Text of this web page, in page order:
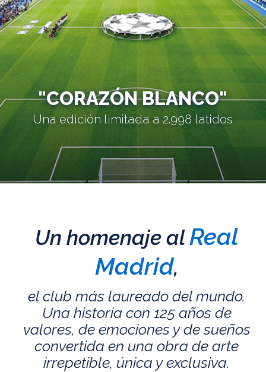
"CORAZÓN BLANCO"
Una edición limitada a 2.998 latidos
Un homenaje alReal
Madrid,
el club más laureado del mundo.
Una historia con 125 años de
valores, de emociones y de sueños
convertida en una obra de arte
irrepetible, única y exclusiva.